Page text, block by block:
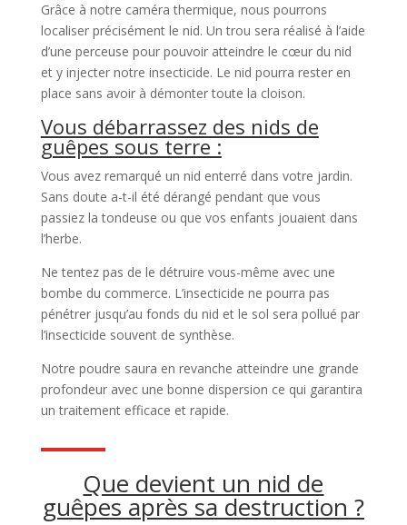
Grâce à notre caméra thermique, nous pourrons
localiser précisément le nid. Un trou sera réalisé à l’aide
d’une perceuse pour pouvoir atteindre le cœur du nid
et y injecter notre insecticide. Le nid pourra rester en
place sans avoir à démonter toute la cloison.
Vous débarrassez des nids de
guêpes sous terre :
Vous avez remarqué un nid enterré dans votre jardin.
Sans doute a-t-il été dérangé pendant que vous
passiez la tondeuse ou que vos enfants jouaient dans
l’herbe.
Ne tentez pas de le détruire vous-même avec une
bombe du commerce. L’insecticide ne pourra pas
pénétrer jusqu’au fonds du nid et le sol sera pollué par
l’insecticide souvent de synthèse.
Notre poudre saura en revanche atteindre une grande
profondeur avec une bonne dispersion ce qui garantira
un traitement efficace et rapide.
Que devient un nid de
guêpes après sa destruction ?